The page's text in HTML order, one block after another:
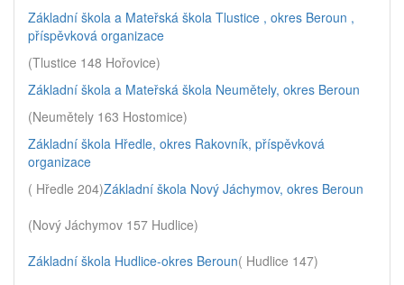
Základní škola a Mateřská škola Tlustice , okres Beroun ,
příspěvková organizace
(Tlustice 148 Hořovice)
Základní škola a Mateřská škola Neumětely, okres Beroun
(Neumětely 163 Hostomice)
Základní škola Hředle, okres Rakovník, příspěvková
organizace
( Hředle 204)Základní škola Nový Jáchymov, okres Beroun
(Nový Jáchymov 157 Hudlice)
Základní škola Hudlice-okres Beroun( Hudlice 147)